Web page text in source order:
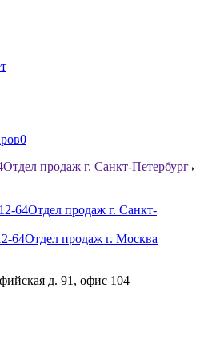
0
Отдел продаж г. Санкт-Петербург
64Отдел продаж г. Санкт-
64Отдел продаж г. Москва
д. 91, офис 104